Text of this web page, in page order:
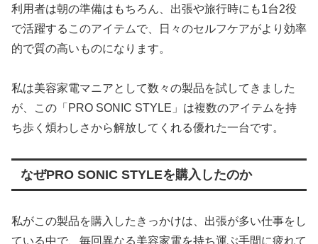
利用者は朝の準備はもちろん、出張や旅行時にも1台2役
で活躍するこのアイテムで、日々のセルフケアがより効率
的で質の高いものになります。
私は美容家電マニアとして数々の製品を試してきました
が、この「PRO SONIC STYLE」は複数のアイテムを持
ち歩く煩わしさから解放してくれる優れた一台です。
なぜPRO SONIC STYLEを購入したのか
私がこの製品を購入したきっかけは、出張が多い仕事をし
ている中で、毎回異なる美容家電を持ち運ぶ手間に疲れて